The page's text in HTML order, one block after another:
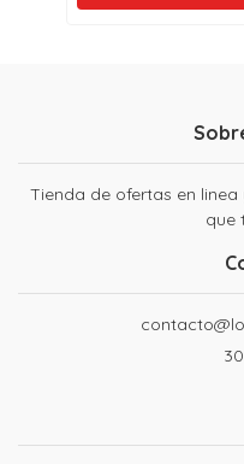
Tienda de ofertas en
que